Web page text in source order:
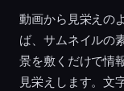
動画から見栄えの
ば、サムネイルの
景を敷くだけで情
見栄えします。文